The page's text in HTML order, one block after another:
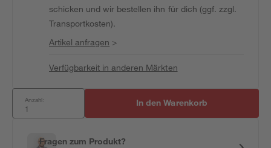
schicken und wir bestellen ihn für dich (ggf. zzgl.
Transportkosten).
Artikel anfragen >
Verfügbarkeit in anderen Märkten
Anzahl: In den Warenkorb
Fragen zum Produkt?